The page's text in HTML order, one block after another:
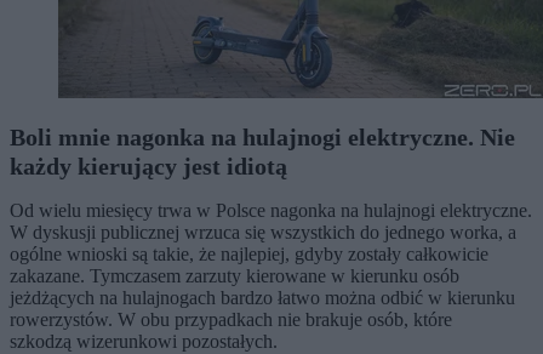
Boli mnie nagonka na hulajnogi elektryczne. Nie
każdy kierujący jest idiotą
Od wielu miesięcy trwa w Polsce nagonka na hulajnogi elektryczne.
W dyskusji publicznej wrzuca się wszystkich do jednego worka, a
ogólne wnioski są takie, że najlepiej, gdyby zostały całkowicie
zakazane. Tymczasem zarzuty kierowane w kierunku osób
jeżdżących na hulajnogach bardzo łatwo można odbić w kierunku
rowerzystów. W obu przypadkach nie brakuje osób, które
szkodzą wizerunkowi pozostałych.